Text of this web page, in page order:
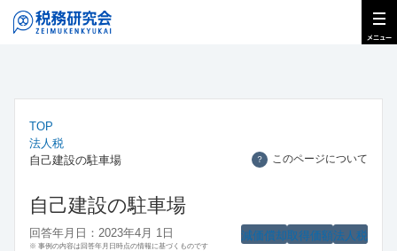
TOP
法人税
自己建設の駐車場
？ このページについて
自己建設の駐車場
法人税
取得価額
減価償却
回答年月日：2023年4月 1日
※ 事例の内容は回答年月日時点の情報に基づくものです